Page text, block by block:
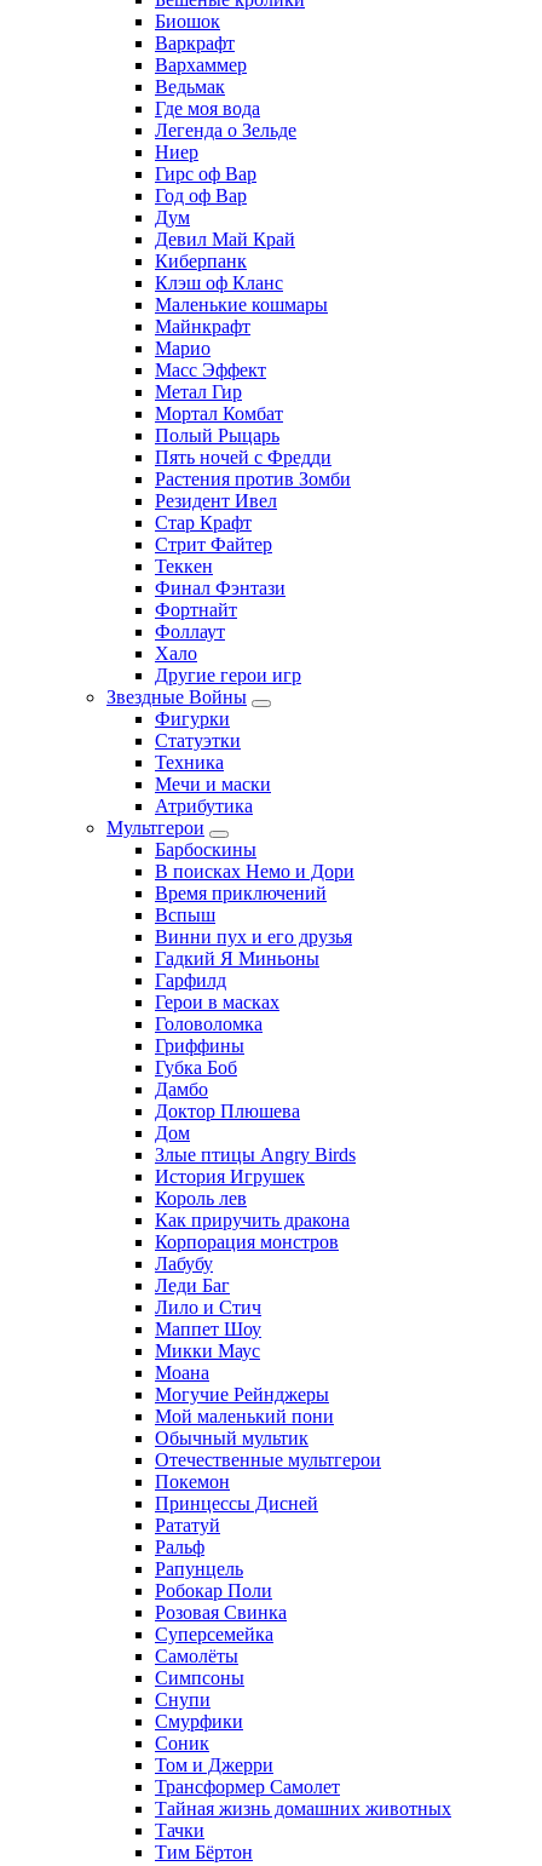
Биошок
Варкрафт
Вархаммер
Ведьмак
Где моя вода
Легенда о Зельде
Ниер
Гирс оф Вар
Год оф Вар
Дум
Девил Май Край
Киберпанк
Клэш оф Кланс
Маленькие кошмары
Майнкрафт
Марио
Масс Эффект
Метал Гир
Мортал Комбат
Полый Рыцарь
Пять ночей с Фредди
Растения против Зомби
Резидент Ивел
Стар Крафт
Стрит Файтер
Теккен
Финал Фэнтази
Фортнайт
Фоллаут
Хало
Другие герои игр
Звездные Войны
Фигурки
Статуэтки
Техника
Мечи и маски
Атрибутика
Мультгерои
Барбоскины
В поисках Немо и Дори
Время приключений
Вспыш
Винни пух и его друзья
Гадкий Я Миньоны
Гарфилд
Герои в масках
Головоломка
Гриффины
Губка Боб
Дамбо
Доктор Плюшева
Дом
Злые птицы Angry Birds
История Игрушек
Король лев
Как приручить дракона
Корпорация монстров
Лабубу
Леди Баг
Лило и Стич
Маппет Шоу
Микки Маус
Моана
Могучие Рейнджеры
Мой маленький пони
Обычный мультик
Отечественные мультгерои
Покемон
Принцессы Дисней
Рататуй
Ральф
Рапунцель
Робокар Поли
Розовая Свинка
Суперсемейка
Самолёты
Симпсоны
Снупи
Смурфики
Соник
Том и Джерри
Трансформер Самолет
Тайная жизнь домашних животных
Тачки
Тим Бёртон